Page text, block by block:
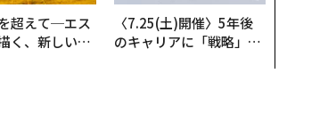
超えて─エス
く、新しい日
〈7.25(土)開催〉5年後
のキャリアに「戦略」は